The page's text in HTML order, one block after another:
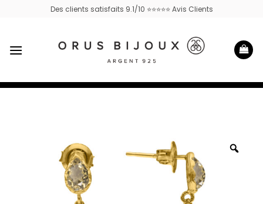
Des clients satisfaits 9.1/10 ⭐⭐⭐⭐⭐ Avis Clients